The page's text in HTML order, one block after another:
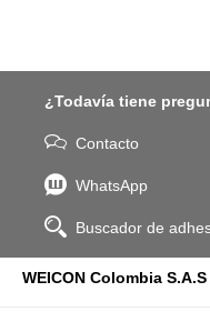
¿Todavía tiene
Contacto
WhatsApp
Buscador de
WEICON Colombia S.A.S